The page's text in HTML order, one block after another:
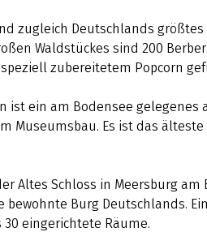
zugleich Deutschlands größtes
Waldstückes sind 200
zubereitetem Popcorn
ist ein am Bodensee gelegenes
Museumsbau. Es ist das
Altes Schloss in Meersburg
Burg Deutschlands.
eingerichtete Räume.